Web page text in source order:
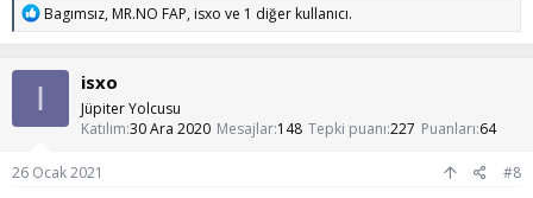
T
p
k
e
Bagımsız,MR.NO FAP,isxo ve 1 diğer kullanıcı.
I isxo
Jüpiter Yolcusu
Katılım 30 Ara 2020 Mesajlar 148 Tepki puanı 227 Puanları 64
26 Ocak 2021 #8